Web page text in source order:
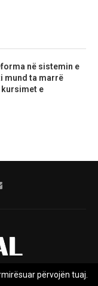
në sistemin e
mund ta marrë
kursimet e
Kontakt
përvojën tuaj.